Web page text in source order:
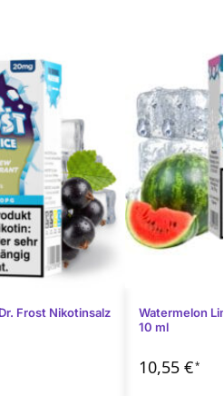
Frost Nikotinsalz
Watermelon
10 ml
10,55 €*